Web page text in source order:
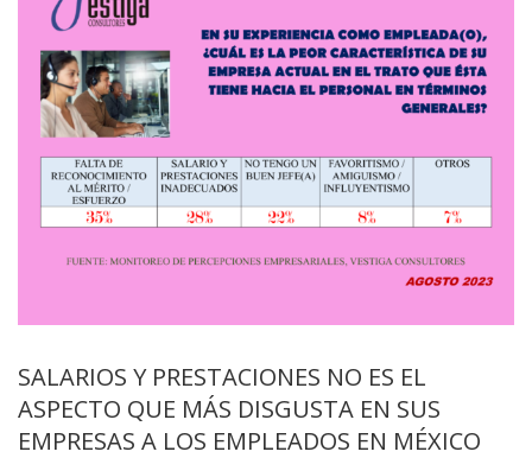
SALARIOS Y PRESTACIONES NO ES EL
ASPECTO QUE MÁS DISGUSTA EN SUS
EMPRESAS A LOS EMPLEADOS EN MÉXICO